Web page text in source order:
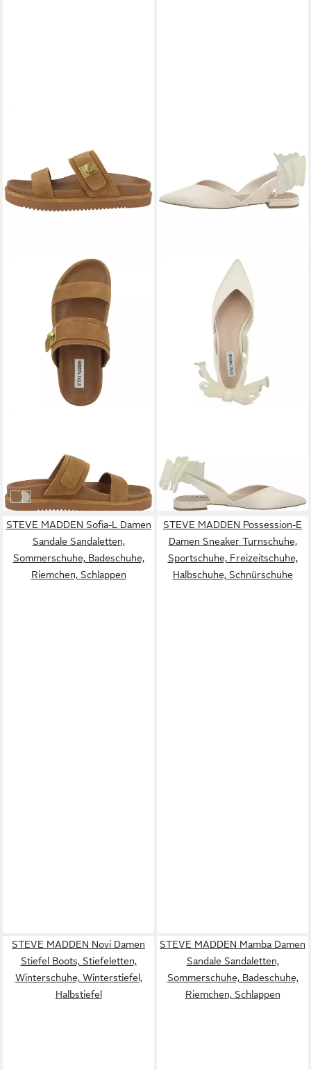
Badeschuhe, Riemchen,
Schlappen
ab 49,55 € UVP 129,99 €
-62%
braun
hellbraun
Badeschuhe, Riemchen,
Schlappen
ab 41,25 €
-74%
STEVE MADDEN Sofia-L Damen
Sandale Sandaletten,
Sommerschuhe, Badeschuhe,
Riemchen, Schlappen
STEVE MADDEN Possession-E
Damen Sneaker Turnschuhe,
Sportschuhe, Freizeitschuhe,
Halbschuhe, Schnürschuhe
STEVE MADDEN Novi Damen
Stiefel Boots, Stiefeletten,
Winterschuhe, Winterstiefel,
Halbstiefel
STEVE MADDEN Mamba Damen
Sandale Sandaletten,
Sommerschuhe, Badeschuhe,
Riemchen, Schlappen